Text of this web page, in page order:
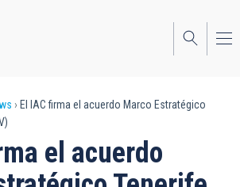
El IAC firma el acuerdo Marco Estratégico
el acuerdo